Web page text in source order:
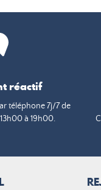
réactif
téléphone 7j/7 de
à 19h00.